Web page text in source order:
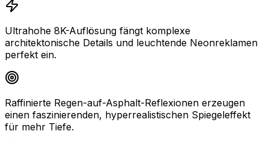
Ultrahohe 8K-Auflösung fängt komplexe
architektonische Details und leuchtende Neonreklamen
perfekt ein.
Raffinierte Regen-auf-Asphalt-Reflexionen erzeugen
einen faszinierenden, hyperrealistischen Spiegeleffekt
für mehr Tiefe.